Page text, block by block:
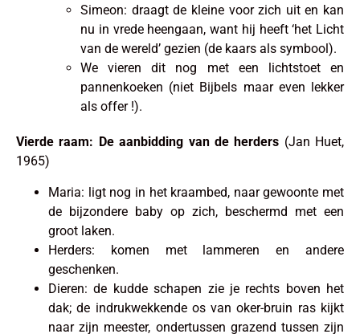
Simeon: draagt de kleine voor zich uit en kan
nu in vrede heengaan, want hij heeft ‘het Licht
van de wereld’ gezien (de kaars als symbool).
We vieren dit nog met een lichtstoet en
pannenkoeken (niet Bijbels maar even lekker
als offer !).
Vierde raam: De aanbidding van de herders (Jan Huet,
1965)
Maria: ligt nog in het kraambed, naar gewoonte met
de bijzondere baby op zich, beschermd met een
groot laken.
Herders: komen met lammeren en andere
geschenken.
Dieren: de kudde schapen zie je rechts boven het
dak; de indrukwekkende os van oker-bruin ras kijkt
naar zijn meester, ondertussen grazend tussen zijn